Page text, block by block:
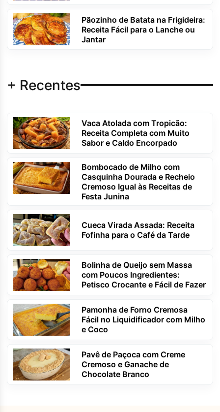
Pãozinho de Batata na Frigideira:
Receita Fácil para o Lanche ou
Jantar
+ Recentes
Vaca Atolada com Tropicão:
Receita Completa com Muito
Sabor e Caldo Encorpado
Bombocado de Milho com
Casquinha Dourada e Recheio
Cremoso Igual às Receitas de
Festa Junina
Cueca Virada Assada: Receita
Fofinha para o Café da Tarde
Bolinha de Queijo sem Massa
com Poucos Ingredientes:
Petisco Crocante e Fácil de Fazer
Pamonha de Forno Cremosa
Fácil no Liquidificador com Milho
e Coco
Pavê de Paçoca com Creme
Cremoso e Ganache de
Chocolate Branco